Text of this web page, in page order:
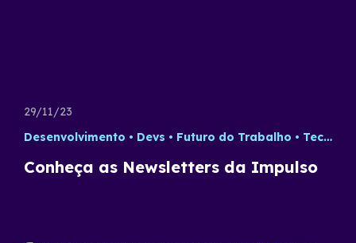
29/11/23
Desenvolvimento
Devs Futuro do Trabalho Tecnologia
Conheça as Newsletters da Impulso